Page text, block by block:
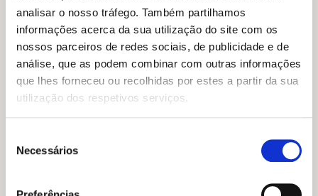
analisar o nosso tráfego. Também partilhamos
informações acerca da sua utilização do site com os
nossos parceiros de redes sociais, de publicidade e de
análise, que as podem combinar com outras informações
que lhes forneceu ou recolhidas por estes a partir da sua
utilização dos respetivos serviços.
Necessários